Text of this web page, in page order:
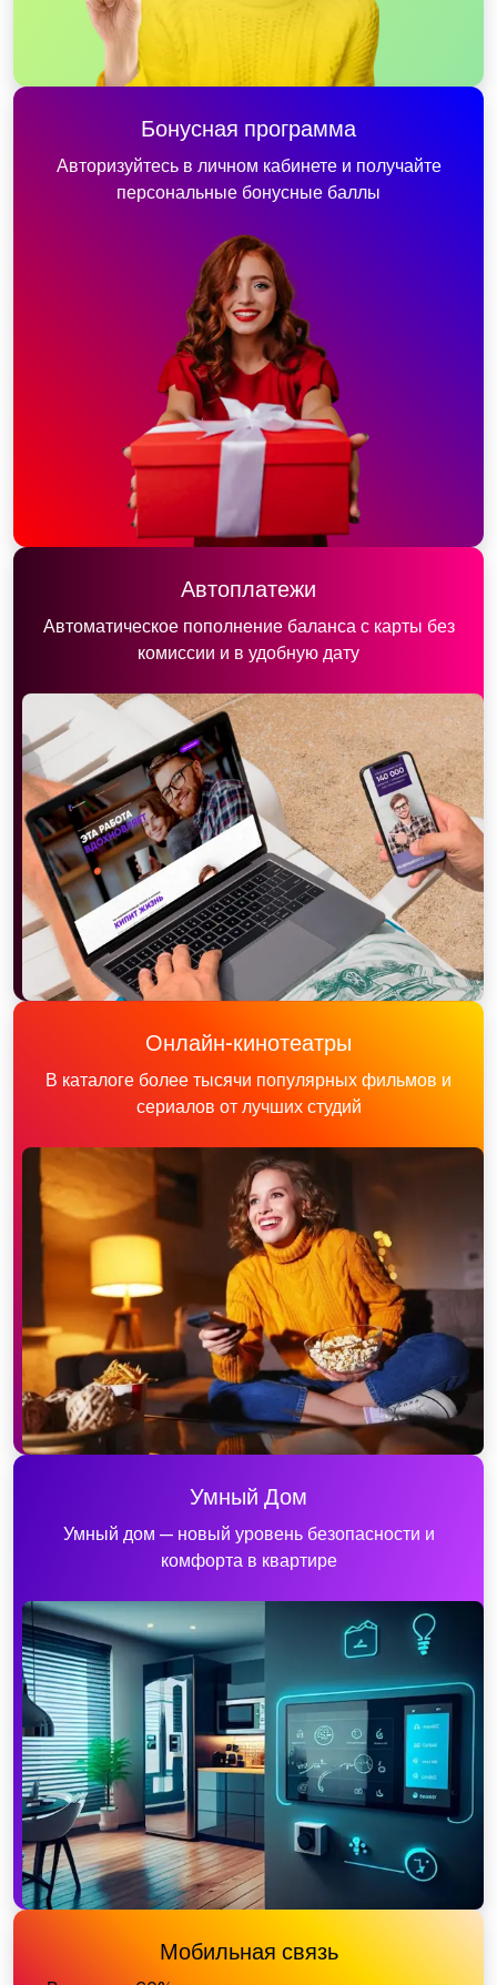
Бонусная программа
Авторизуйтесь в личном кабинете и получайте
персональные бонусные баллы
Автоплатежи
Автоматическое пополнение баланса с карты без
комиссии и в удобную дату
Онлайн-кинотеатры
В каталоге более тысячи популярных фильмов и
сериалов от лучших студий
Умный Дом
Умный дом — новый уровень безопасности и
комфорта в квартире
Мобильная связь